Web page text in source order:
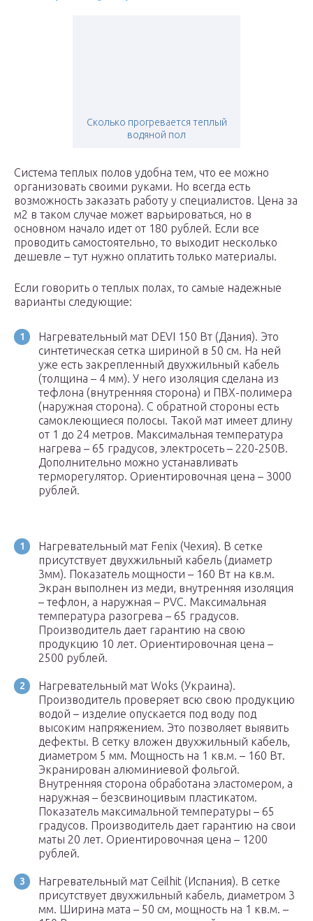
Сколько прогревается теплый
водяной пол
Система теплых полов удобна тем, что ее можно
организовать своими руками. Но всегда есть
возможность заказать работу у специалистов. Цена за
м2 в таком случае может варьироваться, но в
основном начало идет от 180 рублей. Если все
проводить самостоятельно, то выходит несколько
дешевле – тут нужно оплатить только материалы.
Если говорить о теплых полах, то самые надежные
варианты следующие:
Нагревательный мат DEVI 150 Вт (Дания). Это
синтетическая сетка шириной в 50 см. На ней
уже есть закрепленный двухжильный кабель
(толщина – 4 мм). У него изоляция сделана из
тефлона (внутренняя сторона) и ПВХ-полимера
(наружная сторона). С обратной стороны есть
самоклеющиеся полосы. Такой мат имеет длину
от 1 до 24 метров. Максимальная температура
нагрева – 65 градусов, электросеть – 220-250В.
Дополнительно можно устанавливать
терморегулятор. Ориентировочная цена – 3000
рублей.
Нагревательный мат Fenix (Чехия). В сетке
присутствует двухжильный кабель (диаметр
3мм). Показатель мощности – 160 Вт на кв.м.
Экран выполнен из меди, внутренняя изоляция
– тефлон, а наружная – PVC. Максимальная
температура разогрева – 65 градусов.
Производитель дает гарантию на свою
продукцию 10 лет. Ориентировочная цена –
2500 рублей.
Нагревательный мат Woks (Украина).
Производитель проверяет всю свою продукцию
водой – изделие опускается под воду под
высоким напряжением. Это позволяет выявить
дефекты. В сетку вложен двухжильный кабель,
диаметром 5 мм. Мощность на 1 кв.м. – 160 Вт.
Экранирован алюминиевой фольгой.
Внутренняя сторона обработана эластомером, а
наружная – безсвиноцивым пластикатом.
Показатель максимальной температуры – 65
градусов. Производитель дает гарантию на свои
маты 20 лет. Ориентировочная цена – 1200
рублей.
Нагревательный мат Ceilhit (Испания). В сетке
присутствует двухжильный кабель, диаметром 3
мм. Ширина мата – 50 см, мощность на 1 кв.м. –